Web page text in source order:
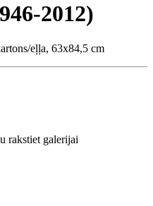
2012)
eļļa, 63x84,5 cm
rakstiet galerijai